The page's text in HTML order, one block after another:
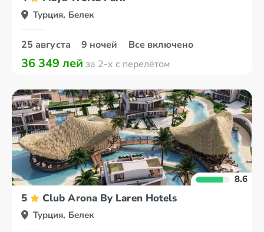
Турция, Белек
25 августа 9 ночей Все включено
36 349 лей за 2-х с перелётом
8.6
5 Club Arona By Laren Hotels
Турция, Белек